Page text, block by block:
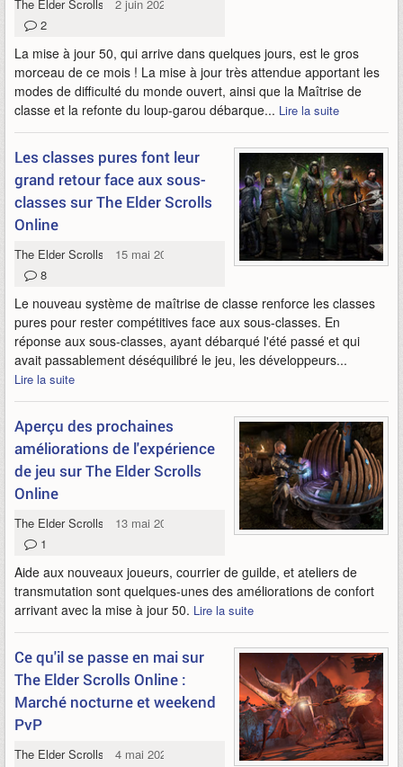
The Elder Scrolls Online2 juin 2026
2
La mise à jour 50, qui arrive dans quelques jours, est le gros
morceau de ce mois ! La mise à jour très attendue apportant les
modes de difficulté du monde ouvert, ainsi que la Maîtrise de
classe et la refonte du loup-garou débarque... Lire la suite
Les classes pures font leur
grand retour face aux sous-
classes sur The Elder Scrolls
Online
The Elder Scrolls Online15 mai 2026
8
Le nouveau système de maîtrise de classe renforce les classes
pures pour rester compétitives face aux sous-classes. En
réponse aux sous-classes, ayant débarqué l'été passé et qui
avait passablement déséquilibré le jeu, les développeurs...
Lire la suite
Aperçu des prochaines
améliorations de l'expérience
de jeu sur The Elder Scrolls
Online
The Elder Scrolls Online13 mai 2026
1
Aide aux nouveaux joueurs, courrier de guilde, et ateliers de
transmutation sont quelques-unes des améliorations de confort
arrivant avec la mise à jour 50. Lire la suite
Ce qu'il se passe en mai sur
The Elder Scrolls Online :
Marché nocturne et weekend
PvP
The Elder Scrolls Online4 mai 2026